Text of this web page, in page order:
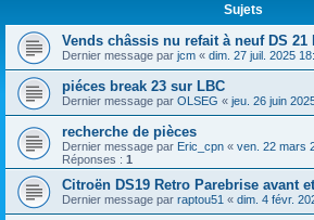
Sujets
Vends châssis nu refait à neuf DS 21
Dernier message par jcm « dim. 27 juil. 2025
piéces break 23 sur LBC
Dernier message par OLSEG « jeu. 26 juin
recherche de pièces
Dernier message par Eric_cpn « ven. 22 mars
Réponses : 1
Citroën DS19 Retro Parebrise avant
Dernier message par raptou51 « dim. 4 févr.